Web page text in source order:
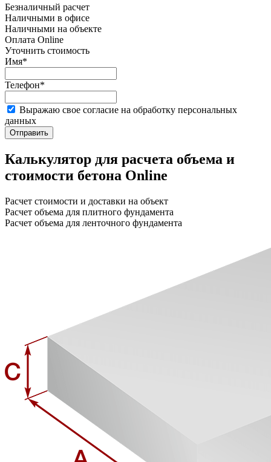
Безналичный расчет
Наличными в офисе
Наличными на объекте
Оплата Online
Уточнить стоимость
Имя*
Телефон*
Выражаю свое согласие на обработку персональных
данных
Отправить
Калькулятор для расчета объема и
стоимости бетона Online
Расчет стоимости и доставки на объект
Расчет объема для плитного фундамента
Расчет объема для ленточного фундамента